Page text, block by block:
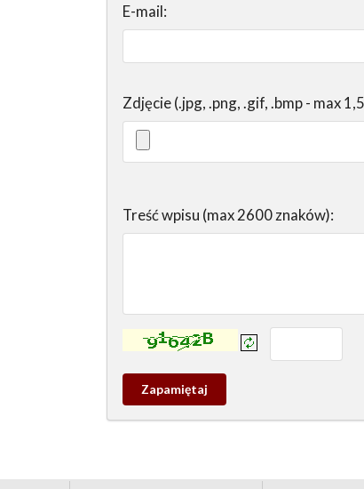
E-mail:
Zdjęcie (.jpg, .png, .gif, .bmp - max
Treść wpisu (max 2600 znaków):
Kontrola - wprowadź tekst z obrazka:
Zapamietaj
wpis